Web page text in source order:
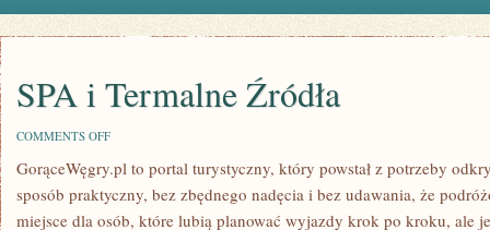
SPA i Termalne Źródła
COMMENTS OFFON
ŹRÓDŁA
GorąceWęgry.pl to portal turystyczny, który powstał z potrzeby
sposób praktyczny, bez zbędnego nadęcia i bez udawania, że
miejsce dla osób, które lubią planować wyjazdy krok po kroku, ale